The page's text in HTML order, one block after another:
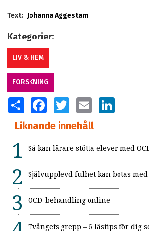
Text: Johanna Aggestam
Kategorier:
LIV & HEM
FORSKNING
SHARE FACEBOOKTWITTER EMAIL
Liknande innehåll
Så kan lärare stötta elever med
Självupplevd fulhet kan botas
OCD-behandling online
Tvångets grepp – 6 lästips för dig